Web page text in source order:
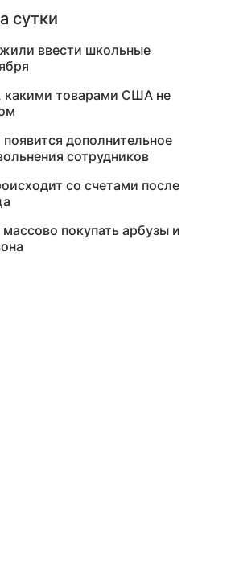
сутки
ввести школьные
какими товарами США не
дополнительное
сотрудников
со счетами после
покупать арбузы и